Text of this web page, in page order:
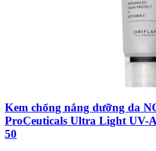
Kem chống nắng dưỡng da
ProCeuticals Ultra Light UV-
50